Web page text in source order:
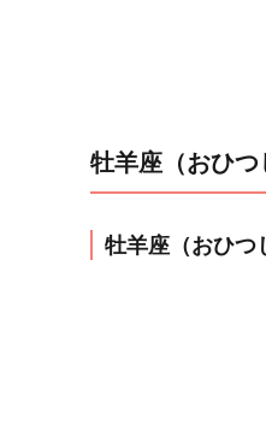
牡羊座（おひつ
牡羊座（おひつ